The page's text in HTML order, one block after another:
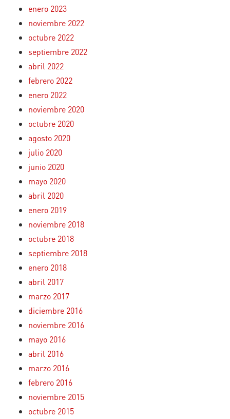
enero 2023
noviembre 2022
octubre 2022
septiembre 2022
abril 2022
febrero 2022
enero 2022
noviembre 2020
octubre 2020
agosto 2020
julio 2020
junio 2020
mayo 2020
abril 2020
enero 2019
noviembre 2018
octubre 2018
septiembre 2018
enero 2018
abril 2017
marzo 2017
diciembre 2016
noviembre 2016
mayo 2016
abril 2016
marzo 2016
febrero 2016
noviembre 2015
octubre 2015